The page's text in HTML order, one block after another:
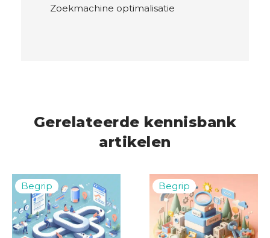
Gerelateerde kennisbank
artikelen
Zoekmachine optimalisatie